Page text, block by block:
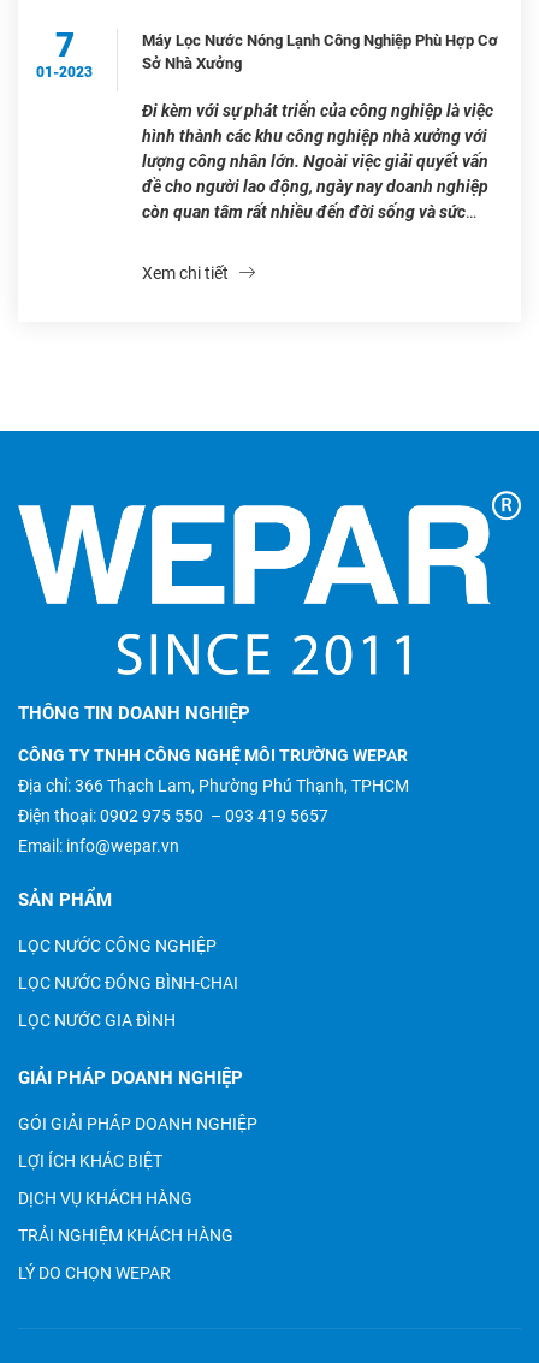
7
01-2023
Máy Lọc Nước Nóng Lạnh Công Nghiệp Phù Hợp Cơ
Sở Nhà Xưởng
Đi kèm với sự phát triển của công nghiệp là việc
hình thành các khu công nghiệp nhà xưởng với
lượng công nhân lớn. Ngoài việc giải quyết vấn
đề cho người lao động, ngày nay doanh nghiệp
còn quan tâm rất nhiều đến đời sống và sức
Xem chi tiết
THÔNG TIN DOANH NGHIỆP
CÔNG TY TNHH CÔNG NGHỆ MÔI TRƯỜNG WEPAR
Địa chỉ: 366 Thạch Lam, Phường Phú Thạnh, TPHCM
Điện thoại:0902 975 550 – 093 419 5657
Email: info@wepar.vn
SẢN PHẨM
LỌC NƯỚC CÔNG NGHIỆP
LỌC NƯỚC ĐÓNG BÌNH-CHAI
LỌC NƯỚC GIA ĐÌNH
GIẢI PHÁP DOANH NGHIỆP
GÓI GIẢI PHÁP DOANH NGHIỆP
LỢI ÍCH KHÁC BIỆT
DỊCH VỤ KHÁCH HÀNG
TRẢI NGHIỆM KHÁCH HÀNG
LÝ DO CHỌN WEPAR